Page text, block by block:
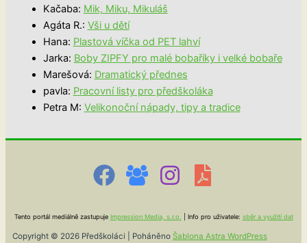
Kačaba: Mik, Miku, Mikuláš
Agáta R.: Vši u dětí
Hana: Plastová víčka od PET lahví
Jarka: Boby ZIPFY pro malé bobaříky i velké bobaře
Marešová: Dramatický přednes
pavla: Pracovní listy pro předškoláka
Petra M: Velikonoční nápady, tipy a tradice
Tento portál mediálně zastupuje Impression Media, s.r.o. | Info pro uživatele: sběr a využití dat
Copyright © 2026 Předškoláci | Poháněno Šablona Astra WordPress